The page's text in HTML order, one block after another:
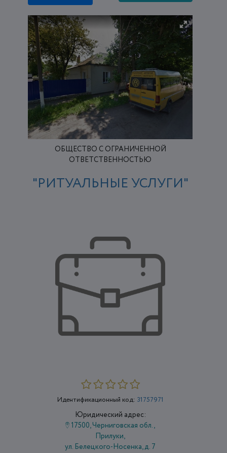
ОБЩЕСТВО С ОГРАНИЧЕННОЙ
ОТВЕТСТВЕННОСТЬЮ
"РИТУАЛЬНЫЕ УСЛУГИ"
Идентификационный код: 31757971
Юридический адрес:
17500, Черниговская обл.,
Прилуки,
ул. Белецкого-Носенка, д. 7